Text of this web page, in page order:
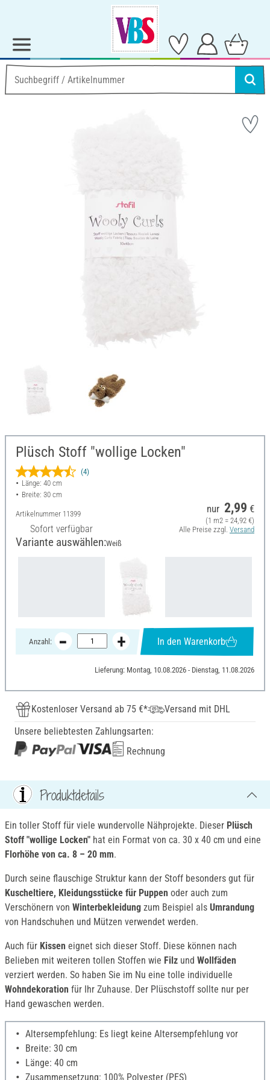
Plüsch Stoff "wollige Locken"
(4)
Länge: 40 cm
Breite: 30 cm
Artikelnummer 11399
Sofort verfügbar
nur 2,99 €
(1 m2 = 24,92 €)
Alle Preise zzgl. Versand
Variante auswählen:Weiß
Anzahl: In den Warenkorb
Lieferung: Montag, 10.08.2026 - Dienstag, 11.08.2026
Kostenloser Versand ab 75 €*
Versand mit DHL
Unsere beliebtesten Zahlungsarten:
Rechnung
Produktdetails
Ein toller Stoff für viele wundervolle Nähprojekte. Dieser Plüsch
Stoff "wollige Locken" hat ein Format von ca. 30 x 40 cm und eine
Florhöhe von ca. 8 – 20 mm.
Durch seine flauschige Struktur kann der Stoff besonders gut für
Kuscheltiere, Kleidungsstücke für Puppen oder auch zum
Verschönern von Winterbekleidung zum Beispiel als Umrandung
von Handschuhen und Mützen verwendet werden.
Auch für Kissen eignet sich dieser Stoff. Diese können nach
Belieben mit weiteren tollen Stoffen wie Filz und Wollfäden
verziert werden. So haben Sie im Nu eine tolle individuelle
Wohndekoration für Ihr Zuhause. Der Plüschstoff sollte nur per
Hand gewaschen werden.
Altersempfehlung: Es liegt keine Altersempfehlung vor
Breite: 30 cm
Länge: 40 cm
Zusammensetzung: 100% Polyester (PES)